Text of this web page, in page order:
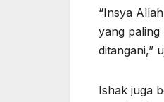
“Insya
yang paling
ditangani,”
Ishak juga